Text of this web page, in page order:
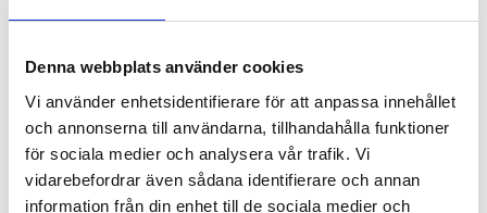
Denna webbplats använder cookies
Vi använder enhetsidentifierare för att anpassa innehållet
och annonserna till användarna, tillhandahålla funktioner
för sociala medier och analysera vår trafik. Vi
vidarebefordrar även sådana identifierare och annan
information från din enhet till de sociala medier och
Varmt välkomna till oss på Biketown!